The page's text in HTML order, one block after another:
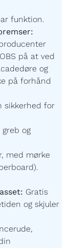
funktion.
på at ved
og
på forhånd
sikkerhed for
og
med mørke
Gratis
og skjuler